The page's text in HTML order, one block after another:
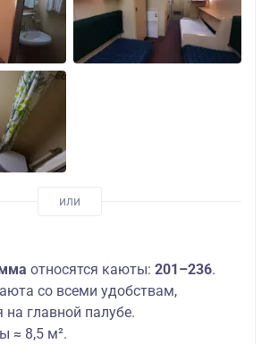
относятся каюты: 201–236.
со всеми удобствам,
главной палубе.
≈ 8,5 м².